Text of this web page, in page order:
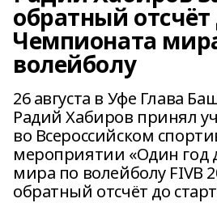
обратный отсчёт
Чемпионата
волейболу
26 августа в Уфе Глава
Радий Хабиров принял
во Всероссийском
мероприятии «Один год
мира по волейболу FIVB
обратный отсчёт до